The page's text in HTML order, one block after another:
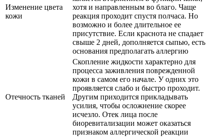
Изменение цвета
кожи
хотя и направленным во благо. Чаще
реакция проходит спустя полчаса. Но
возможно и более длительное ее
присутствие. Если краснота не спадает
свыше 2 дней, дополняется сыпью, есть
основания предполагать аллергию
Отечность тканей
Скопление жидкости характерно для
процесса заживления поврежденной
кожи в самом его начале. У одних это
проявляется слабо и быстро проходит.
Другим приходится прикладывать
усилия, чтобы осложнение скорее
исчезло. Отек лица после
биоревитализации может оказаться
признаком аллергической реакции